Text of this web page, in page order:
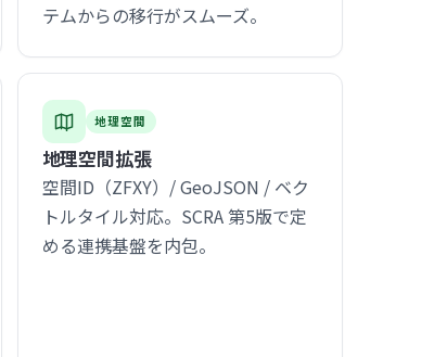
テムからの移行がスムーズ。
地理空間
地理空間拡張
空間ID（ZFXY）/ GeoJSON / ベク
トルタイル対応。SCRA 第5版で定
める連携基盤を内包。